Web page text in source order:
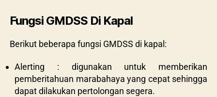
Fungsi GMDSS Di Kapal
Berikut beberapa fungsi GMDSS di kapal:
Alerting : digunakan untuk memberikan
pemberitahuan marabahaya yang cepat sehingga
dapat dilakukan pertolongan segera.